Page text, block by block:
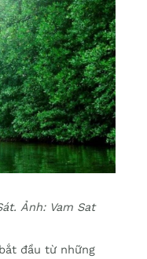
Ảnh: Vam Sat
đầu từ những